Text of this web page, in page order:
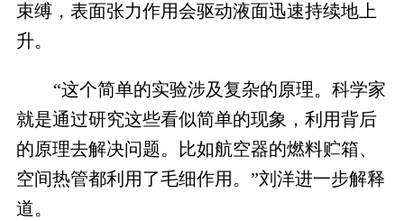
束缚，表面张力作用会驱动液面迅速持续地上
升。
“这个简单的实验涉及复杂的原理。科学家
就是通过研究这些看似简单的现象，利用背后
的原理去解决问题。比如航空器的燃料贮箱、
空间热管都利用了毛细作用。”刘洋进一步解释
道。